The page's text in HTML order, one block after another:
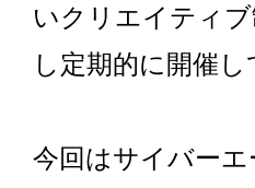
いクリエイティ
し定期的に開催
今回はサイバー